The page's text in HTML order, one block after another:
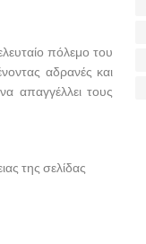
πόλεμο του
αδρανές και
απαγγέλλει τους
της σελίδας